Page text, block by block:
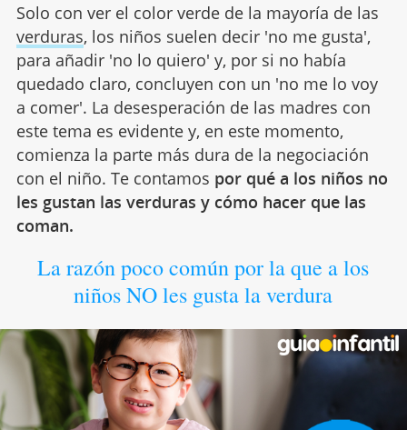
Solo con ver el color verde de la mayoría de las
verduras, los niños suelen decir 'no me gusta',
para añadir 'no lo quiero' y, por si no había
quedado claro, concluyen con un 'no me lo voy
a comer'. La desesperación de las madres con
este tema es evidente y, en este momento,
comienza la parte más dura de la negociación
con el niño. Te contamos por qué a los niños no
les gustan las verduras y cómo hacer que las
coman.
La razón poco común por la que a los
niños NO les gusta la verdura